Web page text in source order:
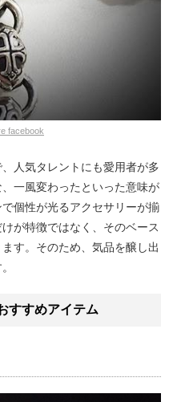
facebook
人気タレントにも愛用者が多
一風変わったといった意味が
個性が光るアクセサリーが揃
が特徴ではなく、そのベース
す。そのため、気品を醸し出
すすめアイテム